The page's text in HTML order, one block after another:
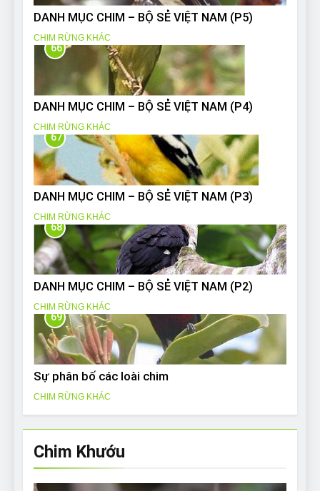
DANH MỤC CHIM – BỘ SẺ VIỆT NAM (P5)
CHIM RỪNG KHÁC
66
DANH MỤC CHIM – BỘ SẺ VIỆT NAM (P4)
CHIM RỪNG KHÁC
67
DANH MỤC CHIM – BỘ SẺ VIỆT NAM (P3)
CHIM RỪNG KHÁC
68
DANH MỤC CHIM – BỘ SẺ VIỆT NAM (P2)
CHIM RỪNG KHÁC
69
Sự phân bố các loài chim
CHIM RỪNG KHÁC
Chim Khướu